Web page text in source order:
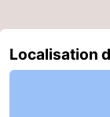
golf
être
villes
Visites
Localisation